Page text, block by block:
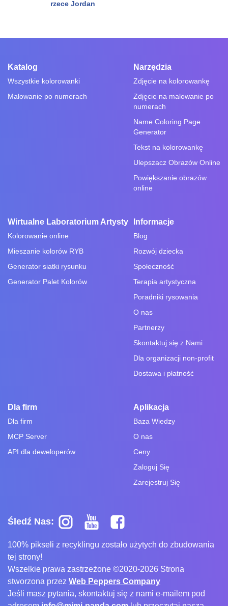
rzece Jordan
Katalog
Wszystkie kolorowanki
Malowanie po numerach
Narzędzia
Zdjęcie na kolorowankę
Zdjęcie na malowanie po
numerach
Name Coloring Page
Generator
Tekst na kolorowankę
Ulepszacz Obrazów Online
Powiększanie obrazów
online
Wirtualne Laboratorium Artysty
Kolorowanie online
Mieszanie kolorów RYB
Generator siatki rysunku
Generator Palet Kolorów
Informacje
Blog
Rozwój dziecka
Społeczność
Terapia artystyczna
Poradniki rysowania
O nas
Partnerzy
Skontaktuj się z Nami
Dla organizacji non-profit
Dostawa i płatność
Dla firm
Dla firm
MCP Server
API dla deweloperów
Aplikacja
Baza Wiedzy
O nas
Ceny
Zaloguj Się
Zarejestruj Się
Śledź Nas:
100% pikseli z recyklingu zostało użytych do zbudowania
tej strony!
Wszelkie prawa zastrzeżone ©2020-2026 Strona
stworzona przez Web Peppers Company
Jeśli masz pytania, skontaktuj się z nami e-mailem pod